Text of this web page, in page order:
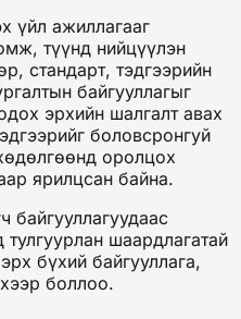
үйл ажиллагааг
түүнд нийцүүлэн
стандарт, тэдгээрийн
байгууллагыг
эрхийн шалгалт авах
боловсронгуй
оролцох
ярилцсан байна.
байгууллагуудаас
шаардлагатай
бүхий байгууллага,
боллоо.